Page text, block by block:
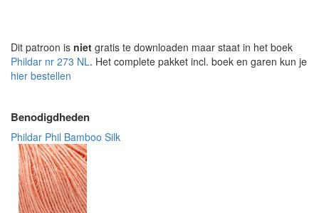
Dit patroon is niet gratis te downloaden maar staat in het boek
Phildar nr 273 NL. Het complete pakket incl. boek en garen kun je
hier bestellen
Benodigdheden
Phildar Phil Bamboo Silk